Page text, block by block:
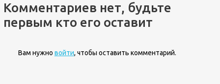
Комментариев нет, будьте
первым кто его оставит
Вам нужно войти, чтобы оставить комментарий.